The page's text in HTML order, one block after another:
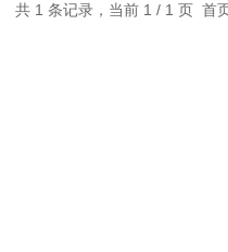
共 1 条记录，当前 1 / 1 页